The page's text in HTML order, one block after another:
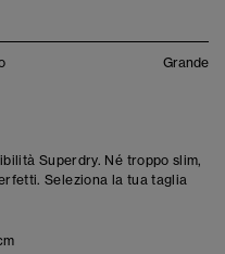
Grande
Superdry. Né troppo slim,
Seleziona la tua taglia